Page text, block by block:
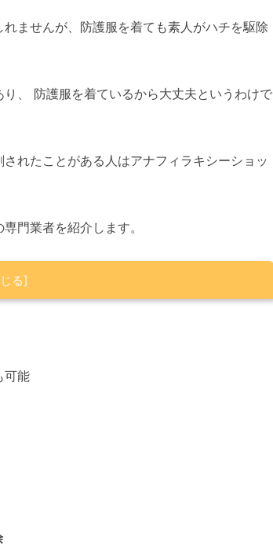
ませんが、防護服を着ても素人がハチを駆除
、 防護服を着ているから大丈夫というわけで
れたことがある人はアナフィラキシーショッ
門業者を紹介します。
可能